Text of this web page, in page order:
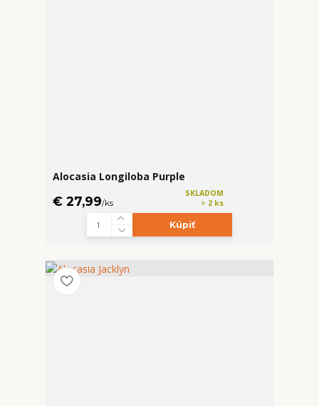
Alocasia Longiloba Purple
€ 27,99/ks
SKLADOM
> 2 ks
Kúpiť